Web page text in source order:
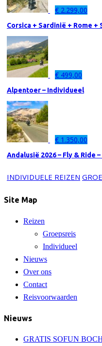
€ 2.299,00
Corsica + Sardinië + Rome +
€ 499,00
Alpentoer – Individueel
€ 1.350,00
Andalusië 2026 – Fly & Ride
INDIVIDUELE REIZEN
Site Map
Reizen
Groepsreis
Individueel
Nieuws
Over ons
Contact
Reisvoorwaarden
Nieuws
GRATIS SOFUN